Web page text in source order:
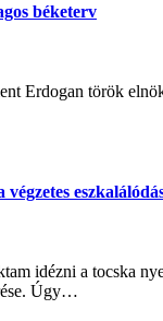
béketerv
Erdogan török
idézni a tocska
Úgy…